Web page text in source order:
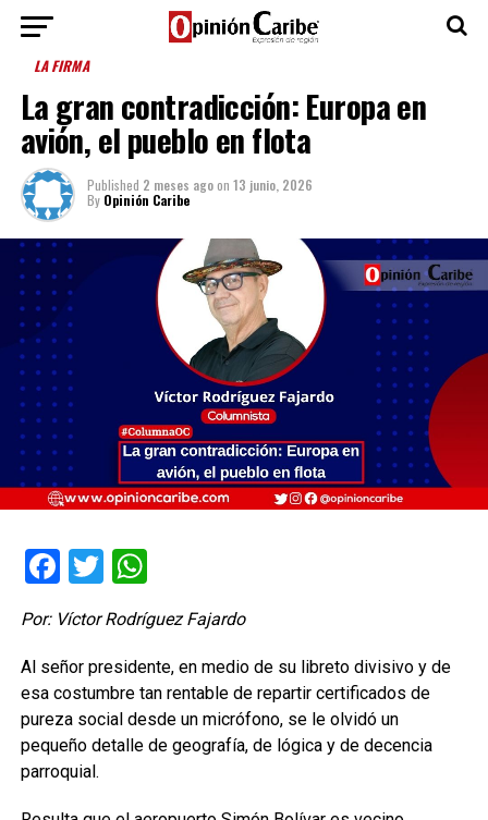
LA FIRMA
La gran contradicción: Europa en
avión, el pueblo en flota
Published 2 meses agoon 13 junio, 2026
By Opinión Caribe
Facebook
TwitterWhatsApp
Por: Víctor Rodríguez Fajardo
Al señor presidente, en medio de su libreto divisivo y de
esa costumbre tan rentable de repartir certificados de
pureza social desde un micrófono, se le olvidó un
pequeño detalle de geografía, de lógica y de decencia
parroquial.